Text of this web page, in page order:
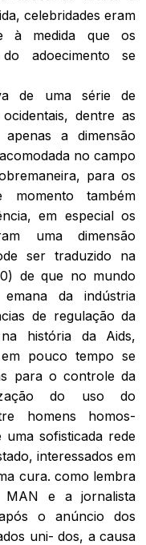
celebridades eram
à medida que os
adoecimento se
de uma série de
dentre as
a dimensão
no campo
para os
momento também
em especial os
uma dimensão
ser traduzido na
de que no mundo
da indústria
de regulação da
história da Aids,
pouco tempo se
para o controle da
do uso do
homens homos-
uma sofisticada rede
interessados em
cura. como lembra
e a jornalista
o anúncio dos
uni- dos, a causa